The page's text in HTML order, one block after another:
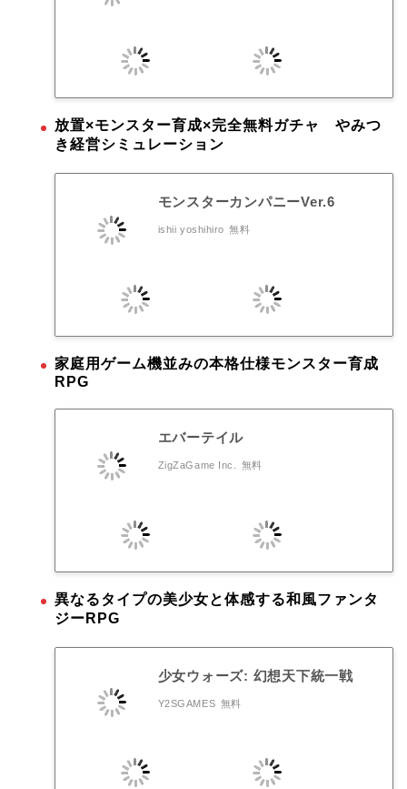
放置×モンスター育成×完全無料ガチャ やみつ
き経営シミュレーション
モンスターカンパニーVer.6
ishii yoshihiro 無料
家庭用ゲーム機並みの本格仕様モンスター育成
RPG
エバーテイル
ZigZaGame Inc. 無料
異なるタイプの美少女と体感する和風ファンタ
ジーRPG
少女ウォーズ: 幻想天下統一戦
Y2SGAMES 無料